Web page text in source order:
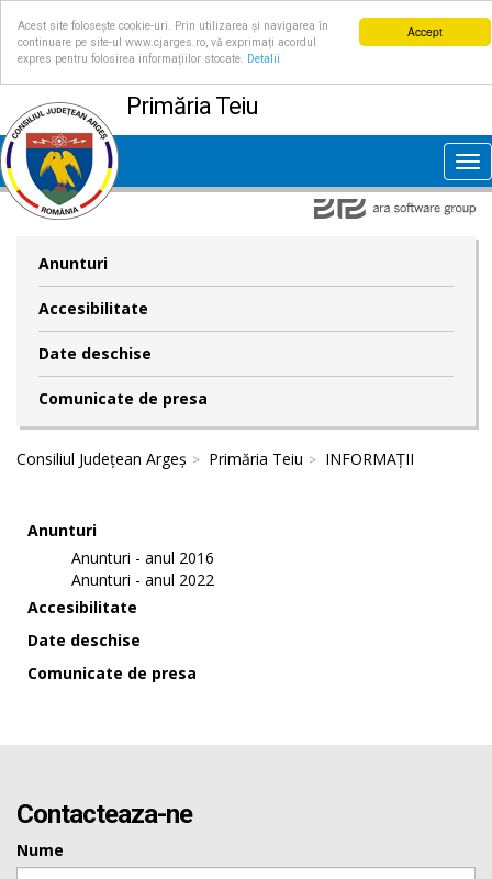
Accept
Acest site folosește cookie-uri. Prin utilizarea și navigarea în
continuare pe site-ul www.cjarges.ro, vă exprimați acordul
expres pentru folosirea informațiilor stocate.
Detalii
Primăria Teiu
Anunturi
Accesibilitate
Date deschise
Comunicate de presa
Consiliul Județean Argeș Primăria Teiu INFORMAȚII
Anunturi
Anunturi - anul 2016
Anunturi - anul 2022
Accesibilitate
Date deschise
Comunicate de presa
Contacteaza-ne
Nume